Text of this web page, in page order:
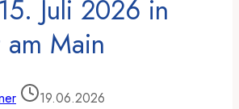
Juli 2026 in
am Main
19.06.2026